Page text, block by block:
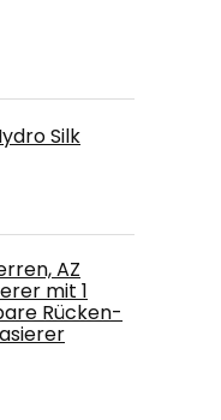
Silk
AZ
mit 1
Rücken-